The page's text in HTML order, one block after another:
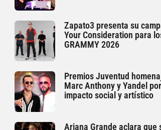
Zapato3 presenta su
Your Consideration para
GRAMMY 2026
Premios Juventud
Marc Anthony y Yandel
impacto social y artístico
Ariana Grande aclara que